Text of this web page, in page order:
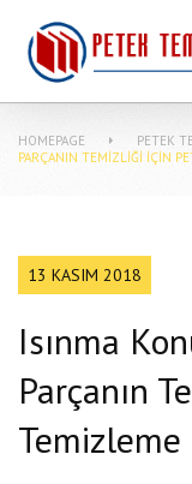
HOMEPAGE PETEK
PARÇANIN TEMIZLIĞI İÇIN
13 KASIM 2018
Isınma
Parçanın
Temizleme